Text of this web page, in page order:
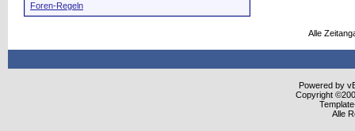
Foren-Regeln
Alle
Powered by
Copyright
Alle